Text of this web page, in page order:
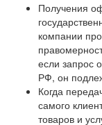
Получения
компании
если запрос
РФ, он
Когда
самого
товаров и